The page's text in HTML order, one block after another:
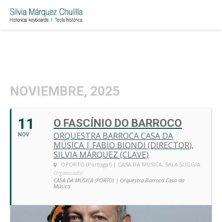
NOVIEMBRE, 2025
11
NOV
O FASCÍNIO DO BARROCO
ORQUESTRA BARROCA CASA DA
MÚSICA | FABIO BIONDI (DIRECTOR),
SILVIA MÁRQUEZ (CLAVE)
OPORTO (Portugal) | CASA DA MÚSICA, SALA SUGGIA
Organizador:
CASA DA MÚSICA (PORTO) | Orquestra Barroca Casa da
Música